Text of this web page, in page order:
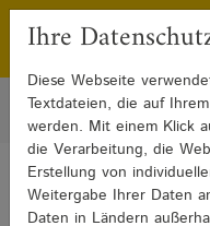
Sie sind hier: Blog
Ihre
Diese Webseite
Textdateien, die auf
werden. Mit einem Klick
die Verarbeitung, die
Erstellung von
Weitergabe Ihrer Daten
Daten in Ländern